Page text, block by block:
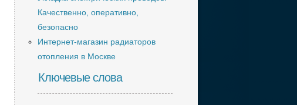
Качественно, оперативно,
безопасно
Интернет-магазин радиаторов
отопления в Москве
Ключевые слова